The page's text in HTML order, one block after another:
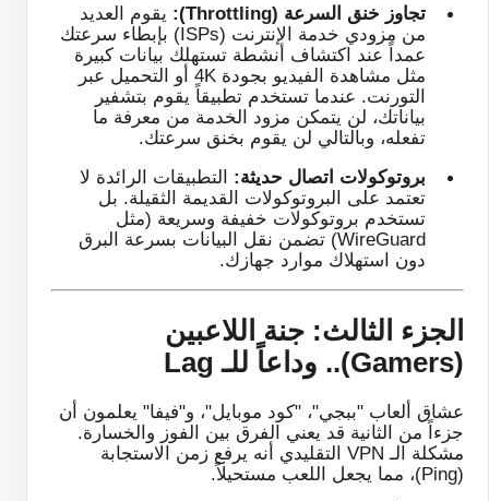
تجاوز خنق السرعة (Throttling):
يقوم العديد
من مزودي خدمة الإنترنت (ISPs) بإبطاء سرعتك
عمداً عند اكتشاف أنشطة تستهلك بيانات كبيرة
مثل مشاهدة الفيديو بجودة 4K أو التحميل عبر
التورنت. عندما تستخدم تطبيقاً يقوم بتشفير
بياناتك، لن يتمكن مزود الخدمة من معرفة ما
تفعله، وبالتالي لن يقوم بخنق سرعتك.
بروتوكولات اتصال حديثة: التطبيقات الرائدة لا
تعتمد على البروتوكولات القديمة الثقيلة. بل
تستخدم بروتوكولات خفيفة وسريعة (مثل
WireGuard) تضمن نقل البيانات بسرعة البرق
دون استهلاك موارد جهازك.
الجزء الثالث: جنة اللاعبين
(Gamers).. وداعاً للـ Lag
عشاق ألعاب "ببجي"، "كود موبايل"، و"فيفا" يعلمون أن
جزءاً من الثانية قد يعني الفرق بين الفوز والخسارة.
مشكلة الـ VPN التقليدي أنه يرفع زمن الاستجابة
(Ping)، مما يجعل اللعب مستحيلاً.